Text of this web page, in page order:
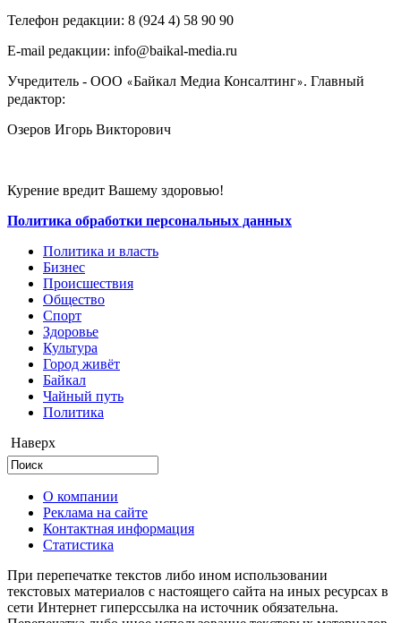
Телефон редакции: ‎‎8 (924 4) 58 90 90
E-mail редакции: info@baikal-media.ru
Учредитель - ООО «Байкал Медиа Консалтинг». Главный
редактор:
Озеров Игорь Викторович
Курение вредит Вашему здоровью!
Политика обработки персональных данных
Политика и власть
Бизнес
Происшествия
Общество
Cпорт
Здоровье
Культура
Город живёт
Байкал
Чайный путь
Политика
Наверх
О компании
Реклама на сайте
Контактная информация
Статистика
При перепечатке текстов либо ином использовании
текстовых материалов с настоящего сайта на иных ресурсах в
сети Интернет гиперссылка на источник обязательна.